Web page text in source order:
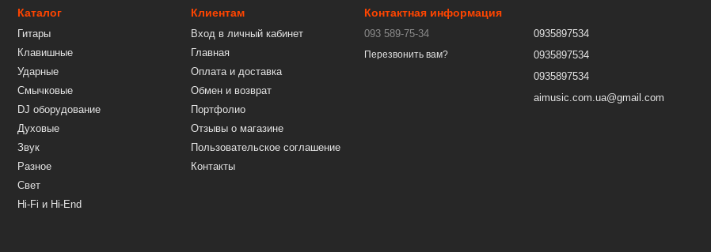
Каталог
Гитары
Клавишные
Ударные
Смычковые
DJ оборудование
Духовые
Звук
Разное
Свет
Hi-Fi и Hi-End
Клиентам
Вход в личный кабинет
Главная
Оплата и доставка
Обмен и возврат
Портфолио
Отзывы о магазине
Пользовательское соглашение
Контакты
Контактная информация
093 589-75-34
Перезвонить вам?
0935897534
0935897534
0935897534
aimusic.com.ua@gmail.com